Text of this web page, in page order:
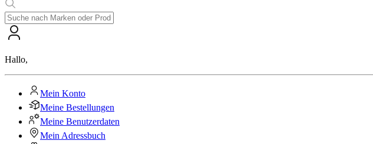
Hallo,
Mein Konto
Meine Bestellungen
Meine Benutzerdaten
Mein Adressbuch